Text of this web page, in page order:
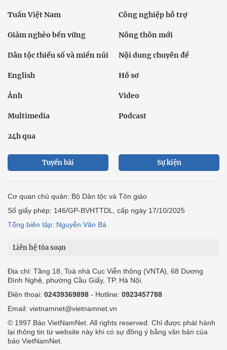
Tuần Việt Nam Công nghiệp hỗ trợ
Giảm nghèo bền vững Nông thôn mới
Dân tộc thiểu số và miền núi Nội dung chuyên đề
English Hồ sơ
Ảnh Video
Multimedia Podcast
24h qua
Tuyến bài Sự kiện
Cơ quan chủ quản: Bộ Dân tộc và Tôn giáo
Số giấy phép: 146/GP-BVHTTDL, cấp ngày 17/10/2025
Tổng biên tập: Nguyễn Văn Bá
Liên hệ tòa soạn
Địa chỉ: Tầng 18, Toà nhà Cục Viễn thông (VNTA), 68 Dương
Đình Nghệ, phường Cầu Giấy, TP. Hà Nội.
Điện thoại: 02439369898 - Hotline: 0923457788
Email: vietnamnet@vietnamnet.vn
© 1997 Báo VietNamNet. All rights reserved. Chỉ được phát hành
lại thông tin từ website này khi có sự đồng ý bằng văn bản của
báo VietNamNet.